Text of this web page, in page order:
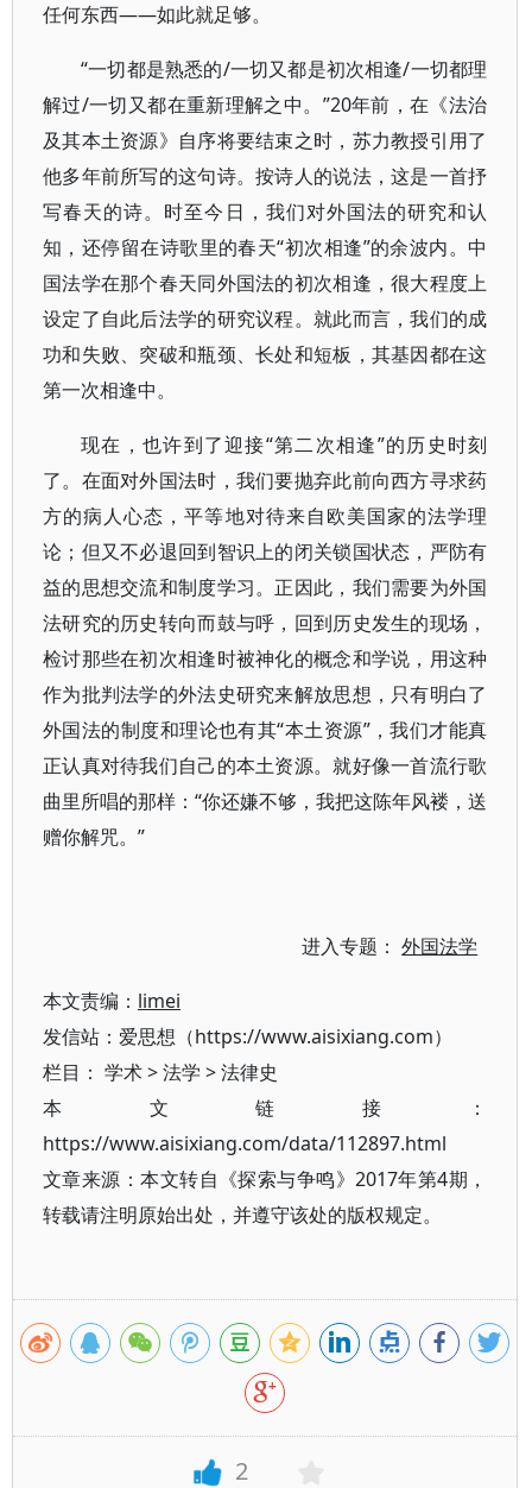
任何东西——如此就足够。
“一切都是熟悉的/一切又都是初次相逢/一切都理
解过/一切又都在重新理解之中。”20年前，在《法治
及其本土资源》自序将要结束之时，苏力教授引用了
他多年前所写的这句诗。按诗人的说法，这是一首抒
写春天的诗。时至今日，我们对外国法的研究和认
知，还停留在诗歌里的春天“初次相逢”的余波内。中
国法学在那个春天同外国法的初次相逢，很大程度上
设定了自此后法学的研究议程。就此而言，我们的成
功和失败、突破和瓶颈、长处和短板，其基因都在这
第一次相逢中。
现在，也许到了迎接“第二次相逢”的历史时刻
了。在面对外国法时，我们要抛弃此前向西方寻求药
方的病人心态，平等地对待来自欧美国家的法学理
论；但又不必退回到智识上的闭关锁国状态，严防有
益的思想交流和制度学习。正因此，我们需要为外国
法研究的历史转向而鼓与呼，回到历史发生的现场，
检讨那些在初次相逢时被神化的概念和学说，用这种
作为批判法学的外法史研究来解放思想，只有明白了
外国法的制度和理论也有其“本土资源”，我们才能真
正认真对待我们自己的本土资源。就好像一首流行歌
曲里所唱的那样：“你还嫌不够，我把这陈年风褛，送
赠你解咒。”
进入专题：外国法学
本文责编： limei
发信站：爱思想（https://www.aisixiang.com）
栏目： 学术>法学 >法律史
本文链接：
https://www.aisixiang.com/data/112897.html
文章来源：本文转自《探索与争鸣》2017年第4期，
转载请注明原始出处，并遵守该处的版权规定。
2